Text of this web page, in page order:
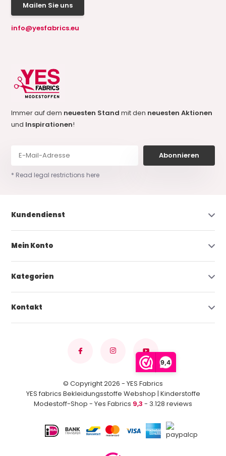
9,4
Mailen Sie uns
info@yesfabrics.eu
Immer auf dem neuesten Standmit den neuesten Aktionen
und Inspirationen!
Abonnieren
* Read legal restrictions here
Kundendienst
Mein Konto
Kategorien
Kontakt
© Copyright 2026 - YES Fabrics
YES fabrics Bekleidungsstoffe Webshop | Kinderstoffe
Modestoff-Shop - Yes Fabrics 9,3 - 3.128 reviews